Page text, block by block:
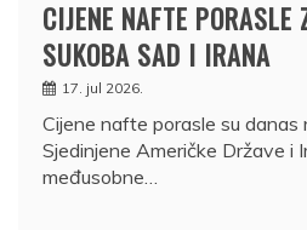
CIJENE NAFTE PORASLE
SUKOBA SAD I IRANA
17. jul 2026.
Cijene nafte porasle su danas
Sjedinjene Američke Države i
međusobne…